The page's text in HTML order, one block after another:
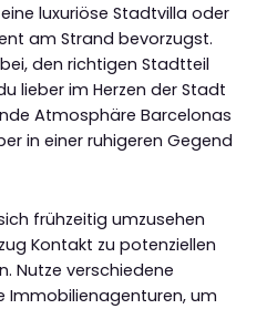
luxuriöse Stadtvilla oder
am Strand bevorzugst.
den richtigen Stadtteil
lieber im Herzen der Stadt
Atmosphäre Barcelonas
in einer ruhigeren Gegend
frühzeitig umzusehen
Kontakt zu potenziellen
Nutze verschiedene
Immobilienagenturen, um